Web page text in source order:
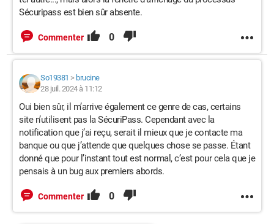
Sécuripass est bien sûr absente.
Commenter 0
So19381 > brucine
28 juil. 2024 à 11:12
Oui bien sûr, il m’arrive également ce genre de cas, certains
site n’utilisent pas la SécuriPass. Cependant avec la
notification que j’ai reçu, serait il mieux que je contacte ma
banque ou que j’attende que quelques chose se passe. Étant
donné que pour l’instant tout est normal, c’est pour cela que je
pensais à un bug aux premiers abords.
Commenter 0